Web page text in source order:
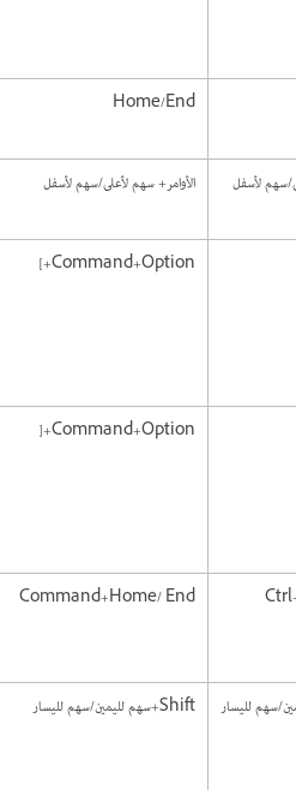
Home/End
الأوامر+ سهم لأعلى/سهم لأسفل
Command+Option+]
Command+Option+[
Command+Home/ End
Shift+سهم لليمين/سهم لليسار